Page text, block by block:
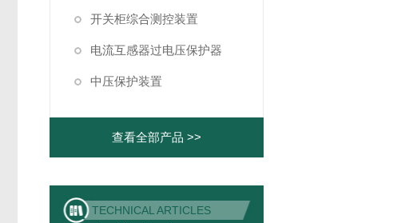
开关柜综合测控装置
电流互感器过电压保护器
中压保护装置
查看全部产品 >>
TECHNICAL ARTICLES